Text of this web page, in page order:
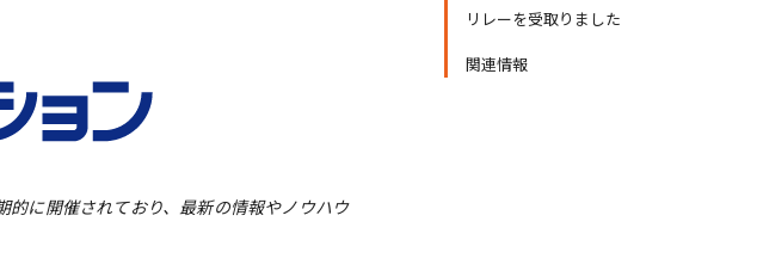
リレーを受取りました
関連情報
に開催されており、最新の情報やノウハウ